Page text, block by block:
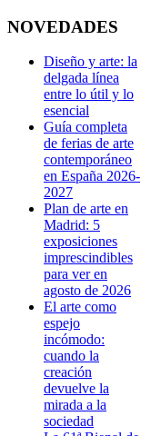
NOVEDADES
Diseño y arte: la
delgada línea
entre lo útil y lo
esencial
Guía completa
de ferias de arte
contemporáneo
en España 2026-
2027
Plan de arte en
Madrid: 5
exposiciones
imprescindibles
para ver en
agosto de 2026
El arte como
espejo
incómodo:
cuando la
creación
devuelve la
mirada a la
sociedad